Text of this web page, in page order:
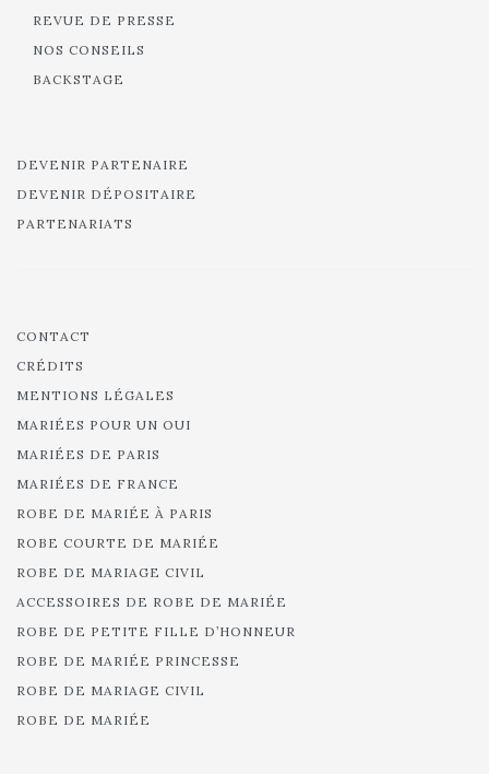
REVUE DE PRESSE
NOS CONSEILS
BACKSTAGE
DEVENIR PARTENAIRE
DEVENIR DÉPOSITAIRE
PARTENARIATS
CONTACT
CRÉDITS
MENTIONS LÉGALES
MARIÉES POUR UN OUI
MARIÉES DE PARIS
MARIÉES DE FRANCE
ROBE DE MARIÉE À PARIS
ROBE COURTE DE MARIÉE
ROBE DE MARIAGE CIVIL
ACCESSOIRES DE ROBE DE MARIÉE
ROBE DE PETITE FILLE D’HONNEUR
ROBE DE MARIÉE PRINCESSE
ROBE DE MARIAGE CIVIL
ROBE DE MARIÉE